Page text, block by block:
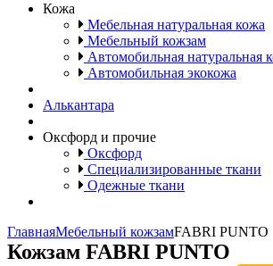
Кожа
Мебельная натуральная кожа
Мебельный кожзам
Автомобильная натуральная
Автомобильная экокожа
Алькантара
Оксфорд и прочие
Оксфорд
Специализированные ткани
Одежные ткани
ГлавнаяМебельный кожзамFABRI PUNTO
Кожзам FABRI PUNTO